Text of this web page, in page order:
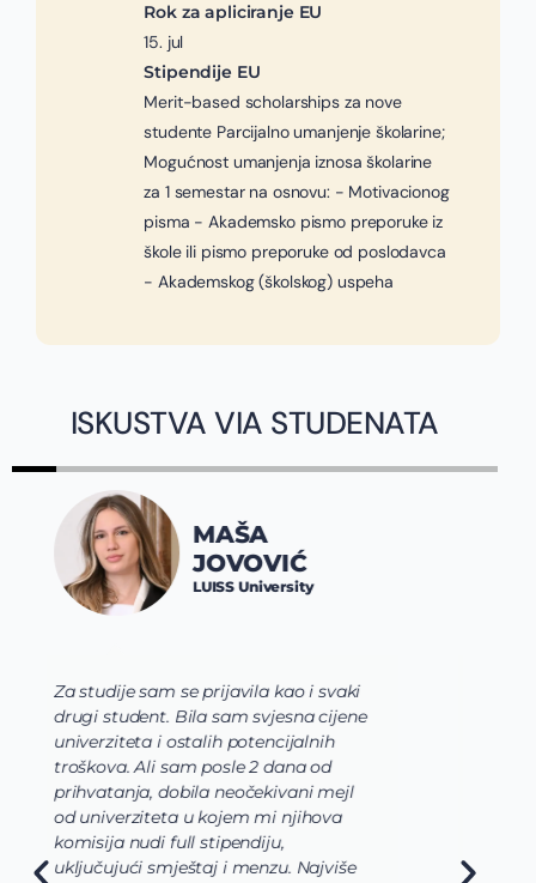
Rok za apliciranje EU
15. jul
Stipendije EU
Merit-based scholarships za nove
studente Parcijalno umanjenje školarine;
Mogućnost umanjenja iznosa školarine
za 1 semestar na osnovu: - Motivacionog
pisma - Akademsko pismo preporuke iz
škole ili pismo preporuke od poslodavca
- Akademskog (školskog) uspeha
ISKUSTVA VIA STUDENATA
Via tim mi je pre svega pomogao da
shvatim koje polje nauke želim da
usavrsim preko svojih studija i da se
usmerim. Zatim su mi pomogli da
odaberem program koji najviše
odgovara mojim željama i zamislima
o osnovnim studijama koje bi trebalo
da budu veoma raznovrsne, u mom
SPALEVIĆ
Constructor University
Bremen